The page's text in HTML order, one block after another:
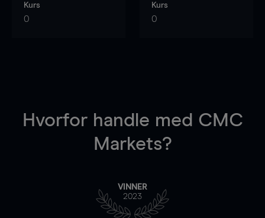
Kurs
0
Kurs
0
Hvorfor handle med CMC
Markets?
VINNER
2023